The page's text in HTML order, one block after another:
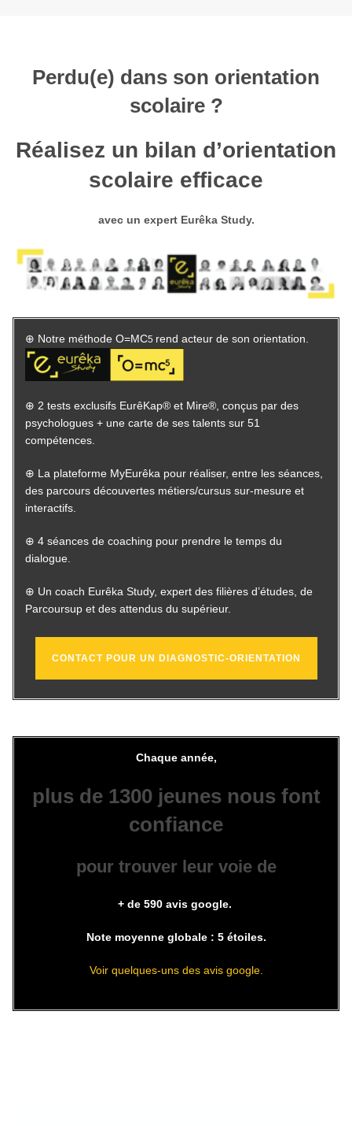
Perdu(e) dans son orientation
scolaire ?
Réalisez un bilan d’orientation
scolaire efficace
avec un expert Eurêka Study.
⊕ Notre méthode O=MC5 rend acteur de son orientation.
⊕ 2 tests exclusifs EurêKap® et Mire®, conçus par des
psychologues + une carte de ses talents sur 51
compétences.
⊕ La plateforme MyEurêka pour réaliser, entre les séances,
des parcours découvertes métiers/cursus sur-mesure et
interactifs.
⊕ 4 séances de coaching pour prendre le temps du
dialogue.
⊕ Un coach Eurêka Study, expert des filières d’études, de
Parcoursup et des attendus du supérieur.
CONTACT POUR UN DIAGNOSTIC-ORIENTATION
Chaque année,
plus de 1300 jeunes nous font
confiance
pour trouver leur voie de
+ de 590 avis google.
Note moyenne globale : 5 étoiles.
Voir quelques-uns des avis google.